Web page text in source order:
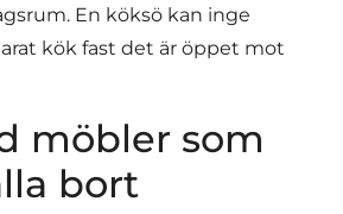
En köksö kan inge
kök fast det är öppet mot
möbler som
bort